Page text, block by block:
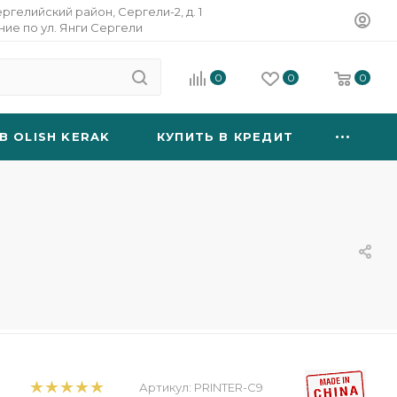
район, Сергели-2, д. 1
по ул. Янги Сергели
0 0 0
OLISH KERAK КУПИТЬ В КРЕДИТ
Артикул: PRINTER-C9